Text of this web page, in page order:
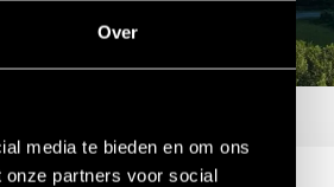
Over
media te bieden en om ons
partners voor social